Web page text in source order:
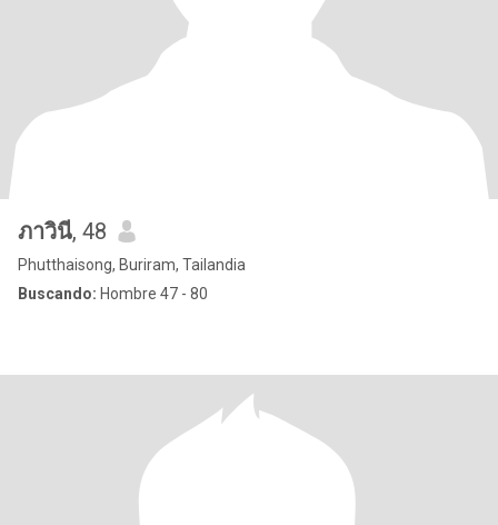
ภาวินี, 48
Phutthaisong, Buriram, Tailandia
Buscando: Hombre 47 - 80